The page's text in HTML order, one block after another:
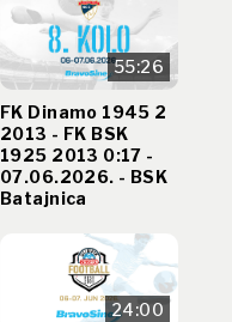
55:26
FK Dinamo 1945 2
2013 - FK BSK
1925 2013 0:17 -
07.06.2026. - BSK
Batajnica
24:00